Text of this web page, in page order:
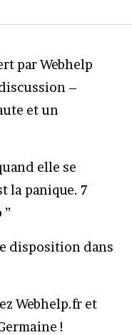
par Webhelp
–
et un
elle se
la panique. 7
”
disposition dans
Webhelp.fr et
!